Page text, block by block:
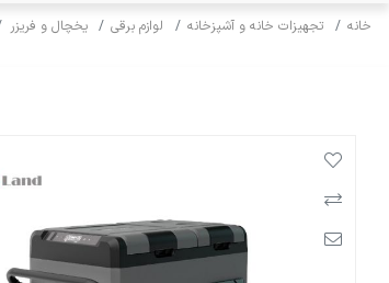
خانه تجهیزات خانه و آشپزخانه لوازم برقی یخچال و فریزر